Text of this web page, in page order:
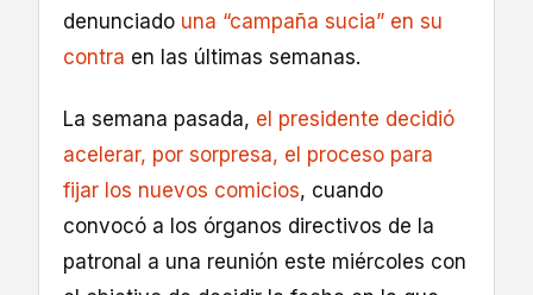
denunciado una “campaña sucia” en su
contra en las últimas semanas.
La semana pasada, el presidente decidió
acelerar, por sorpresa, el proceso para
fijar los nuevos comicios, cuando
convocó a los órganos directivos de la
patronal a una reunión este miércoles con